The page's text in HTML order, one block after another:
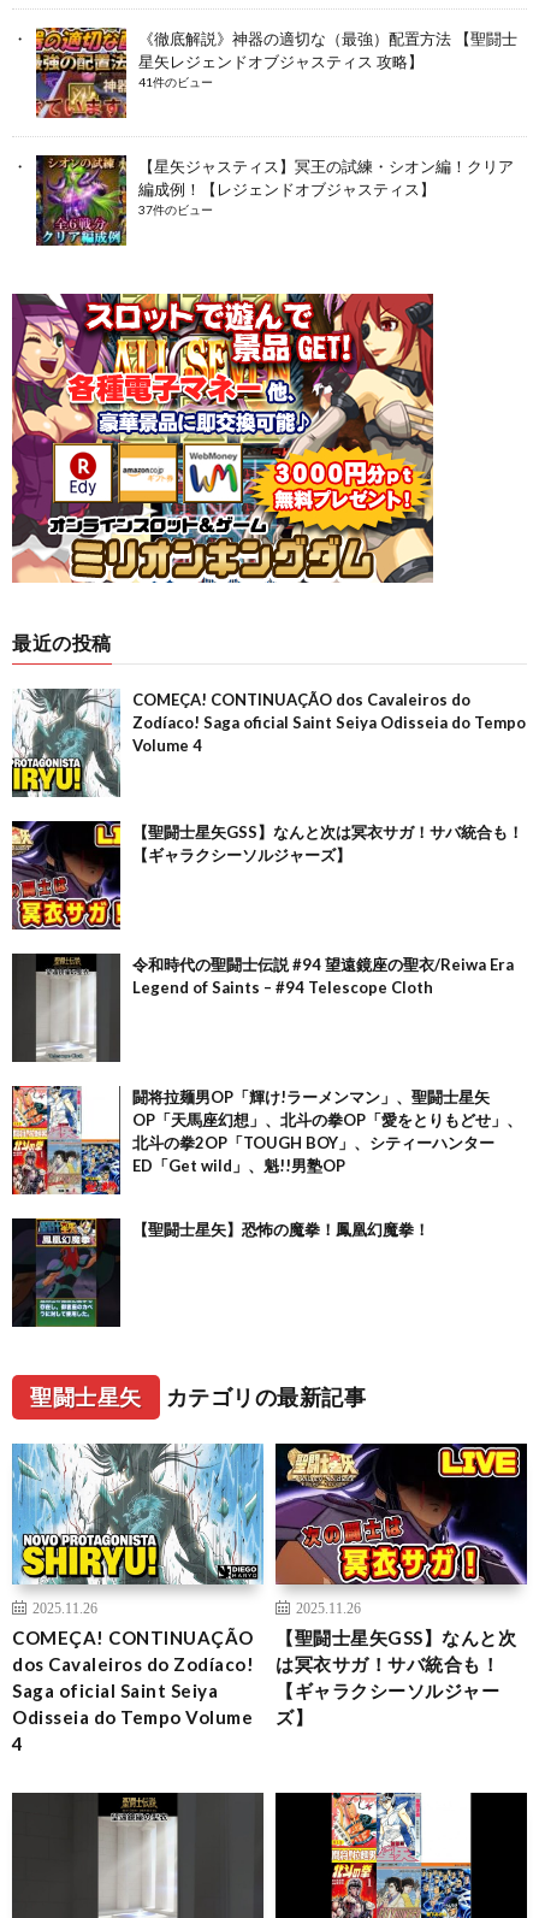
《徹底解説》神器の適切な（最強）配置方法 【聖闘士
星矢レジェンドオブジャスティス 攻略】
41件のビュー
【星矢ジャスティス】冥王の試練・シオン編！クリア
編成例！【レジェンドオブジャスティス】
37件のビュー
最近の投稿
COMEÇA! CONTINUAÇÃO dos Cavaleiros do
Zodíaco! Saga oficial Saint Seiya Odisseia do Tempo
Volume 4
【聖闘士星矢GSS】なんと次は冥衣サガ！サバ統合も！
【ギャラクシーソルジャーズ】
令和時代の聖闘士伝説 #94 望遠鏡座の聖衣/Reiwa Era
Legend of Saints – #94 Telescope Cloth
闘将拉麺男OP「輝け!ラーメンマン」、聖闘士星矢
OP「天馬座幻想」、北斗の拳OP「愛をとりもどせ」、
北斗の拳2OP「TOUGH BOY」、シティーハンター
ED「Get wild」、魁!!男塾OP
【聖闘士星矢】恐怖の魔拳！鳳凰幻魔拳！
聖闘士星矢 カテゴリの最新記事
2025.11.26
COMEÇA! CONTINUAÇÃO
dos Cavaleiros do Zodíaco!
Saga oficial Saint Seiya
Odisseia do Tempo Volume
4
2025.11.26
【聖闘士星矢GSS】なんと次
は冥衣サガ！サバ統合も！
【ギャラクシーソルジャー
ズ】